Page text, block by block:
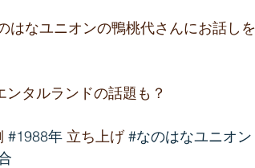
はなユニオンの鴨桃代さんにお話しを
タルランドの話題も？
#1988年 立ち上げ #なのはなユニオン